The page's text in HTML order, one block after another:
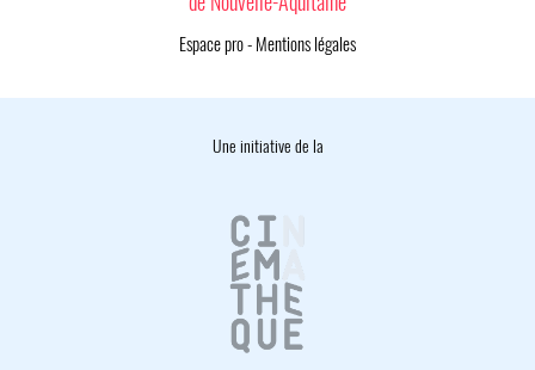
Espace pro- Mentions légales
Une initiative de la